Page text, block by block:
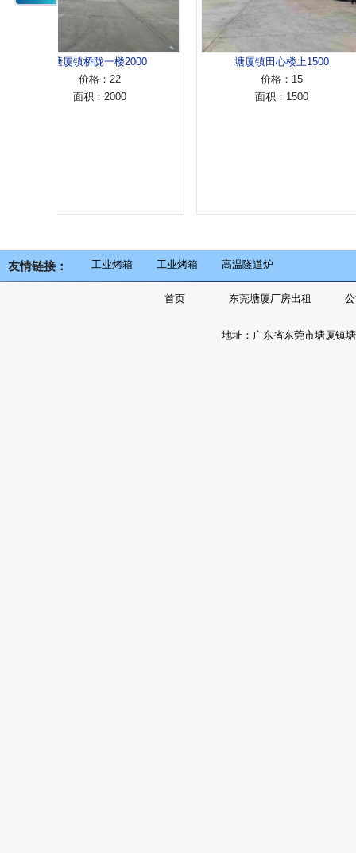
塘厦镇桥陇一楼2000
价格：22
面积：2000
塘厦镇田心楼上1500
价格：15
面积：1500
友情链接： 工业烤箱 工业烤箱 高温隧道炉
首页 东莞塘厦厂房出租
地址：广东省东莞市塘厦